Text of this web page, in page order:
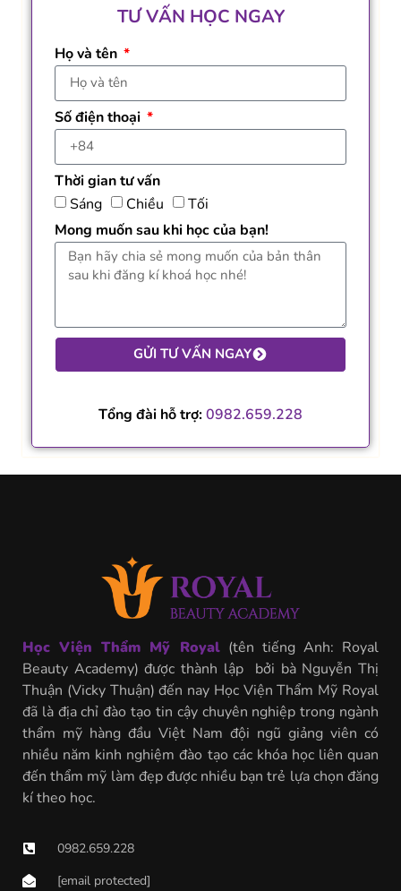
TƯ VẤN HỌC NGAY
Họ và tên
Số điện thoại
Thời gian tư vấn
Sáng
Chiều
Tối
Mong muốn sau khi học của bạn!
GỬI TƯ VẤN NGAY
Tổng đài hỗ trợ:0982.659.228
Học Viện Thẩm Mỹ Royal(tên tiếng Anh: Royal
Beauty Academy) được thành lập bởi bà Nguyễn Thị
Thuận (Vicky Thuận) đến nay Học Viện Thẩm Mỹ Royal
đã là địa chỉ đào tạo tin cậy chuyên nghiệp trong ngành
thẩm mỹ hàng đầu Việt Nam đội ngũ giảng viên có
nhiều năm kinh nghiệm đào tạo các khóa học liên quan
đến thẩm mỹ làm đẹp được nhiều bạn trẻ lựa chọn đăng
kí theo học.
0982.659.228
[email protected]